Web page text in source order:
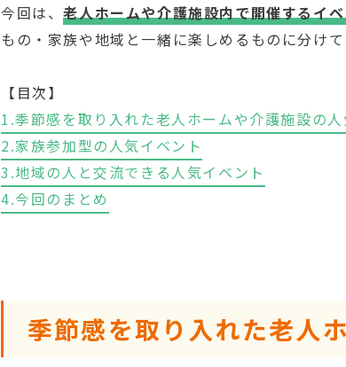
今回は、老人ホームや介護施設内で開催するイ
もの・家族や地域と一緒に楽しめるものに分けて
【目次】
1.季節感を取り入れた老人ホームや介護施設の人
2.家族参加型の人気イベント
3.地域の人と交流できる人気イベント
4.今回のまとめ
季節感を取り入れた老人